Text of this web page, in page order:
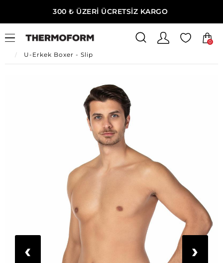
300 ₺ ÜZERİ ÜCRETSİZ KARGO
0
Ana Sayfa
Erkek İç Giyim
U-Erkek Boxer - Slip
‹ ›